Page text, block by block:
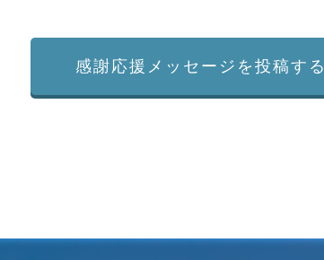
感謝応援メッセージを投稿する